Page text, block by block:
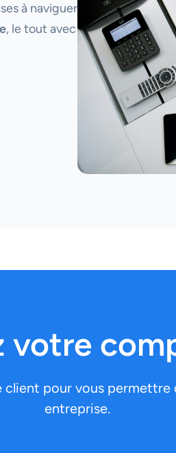
à naviguer
, le tout avec
votre
pour vous permettre
entreprise.